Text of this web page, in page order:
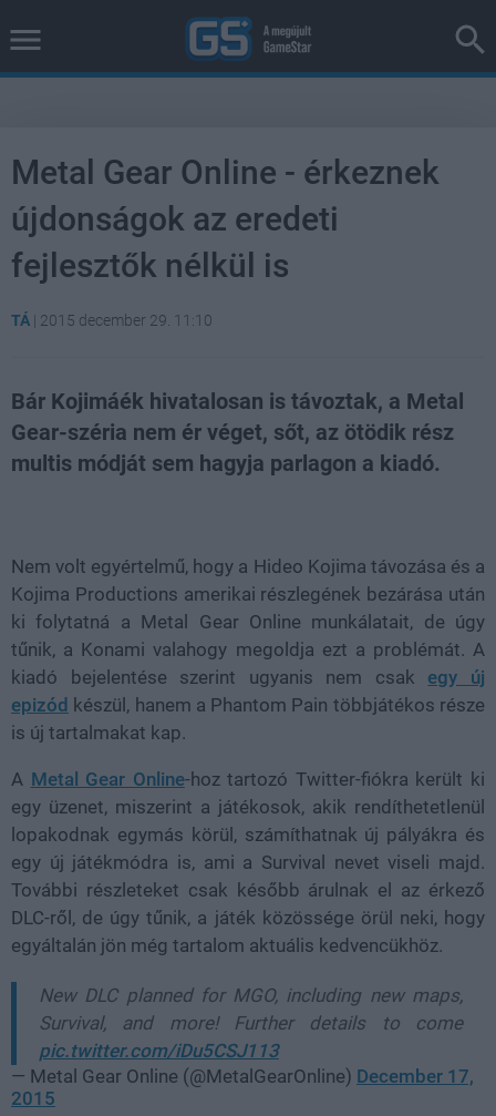
Metal Gear Online - érkeznek
újdonságok az eredeti
fejlesztők nélkül is
TÁ | 2015 december 29. 11:10
Bár Kojimáék hivatalosan is távoztak, a Metal
Gear-széria nem ér véget, sőt, az ötödik rész
multis módját sem hagyja parlagon a kiadó.
Nem volt egyértelmű, hogy a Hideo Kojima távozása és a
Kojima Productions amerikai részlegének bezárása után
ki folytatná a Metal Gear Online munkálatait, de úgy
tűnik, a Konami valahogy megoldja ezt a problémát. A
kiadó bejelentése szerint ugyanis nem csak egy új
epizód készül, hanem a Phantom Pain többjátékos része
is új tartalmakat kap.
A Metal Gear Online-hoz tartozó Twitter-fiókra került ki
egy üzenet, miszerint a játékosok, akik rendíthetetlenül
lopakodnak egymás körül, számíthatnak új pályákra és
egy új játékmódra is, ami a Survival nevet viseli majd.
További részleteket csak később árulnak el az érkező
DLC-ről, de úgy tűnik, a játék közössége örül neki, hogy
egyáltalán jön még tartalom aktuális kedvencükhöz.
New DLC planned for MGO, including new maps,
Survival, and more! Further details to come
pic.twitter.com/iDu5CSJ113
— Metal Gear Online (@MetalGearOnline) December 17,
2015